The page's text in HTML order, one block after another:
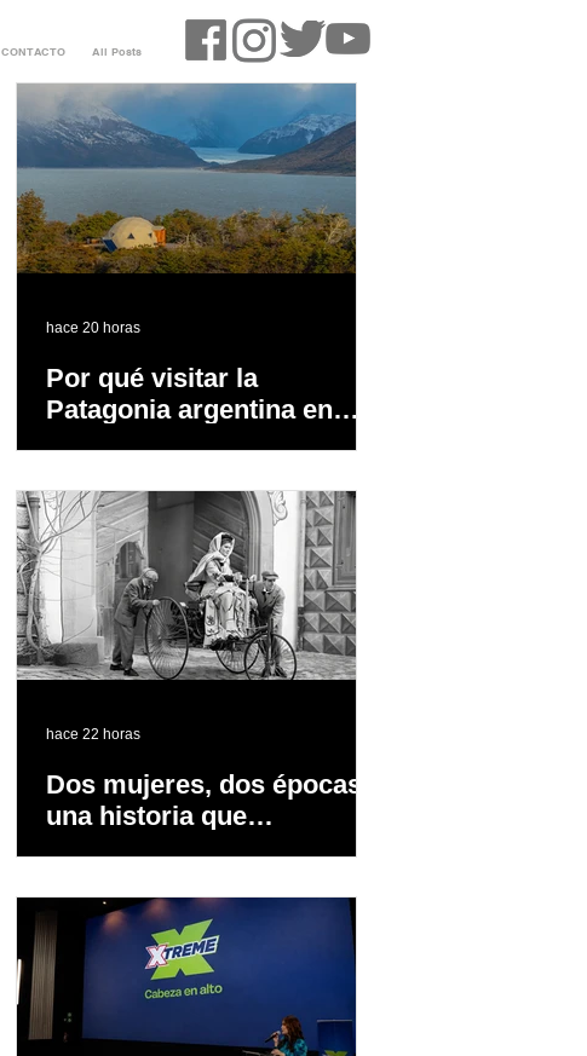
CONTACTO All Posts
Por qué visitar la
Patagonia argentina en
hace 20 horas
Dos mujeres, dos épocas y
una historia que
hace 22 horas